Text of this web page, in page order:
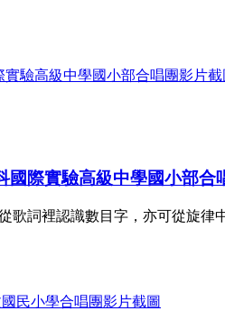
國際實驗高級中學國小部合
歌詞裡認識數目字，亦可從